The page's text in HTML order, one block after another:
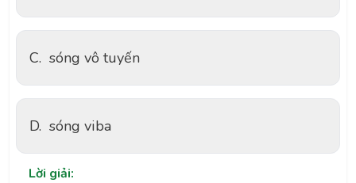
C. sóng vô tuyến
D. sóng viba
Lời giải: